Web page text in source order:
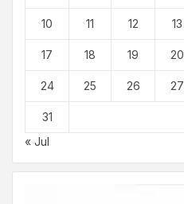
10 11 12 13
17 18 19 20
24 25 26 27
31
« Jul